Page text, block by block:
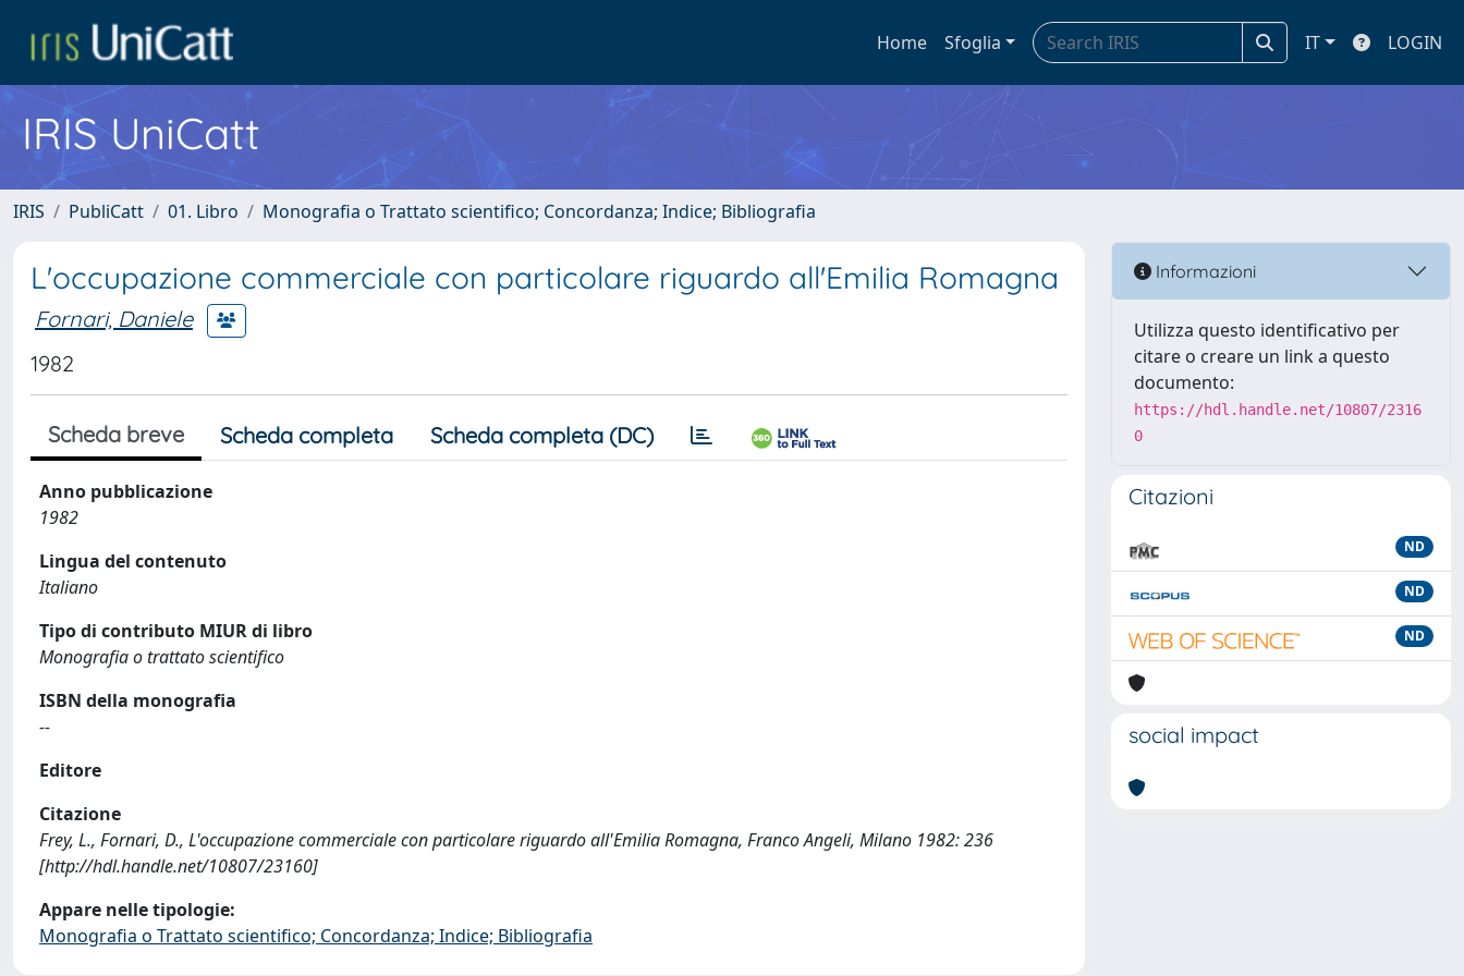
Home Sfoglia IT LOGIN
IRIS UniCatt
IRIS PubliCatt 01. Libro Monografia o Trattato scientifico; Concordanza; Indice; Bibliografia
L'occupazione commerciale con particolare riguardo all'Emilia Romagna
Fornari, Daniele
1982
Scheda breve Scheda completa Scheda completa (DC)
Anno pubblicazione
1982
Lingua del contenuto
Italiano
Tipo di contributo MIUR di libro
Monografia o trattato scientifico
ISBN della monografia
--
Editore
Citazione
Frey, L., Fornari, D., L'occupazione commerciale con particolare riguardo all'Emilia Romagna, Franco Angeli, Milano 1982: 236
[http://hdl.handle.net/10807/23160]
Appare nelle tipologie:
Monografia o Trattato scientifico; Concordanza; Indice; Bibliografia
Informazioni
Utilizza questo identificativo per
citare o creare un link a questo
documento:
https://hdl.handle.net/10807/2316
0
Citazioni
ND
ND
ND
social impact